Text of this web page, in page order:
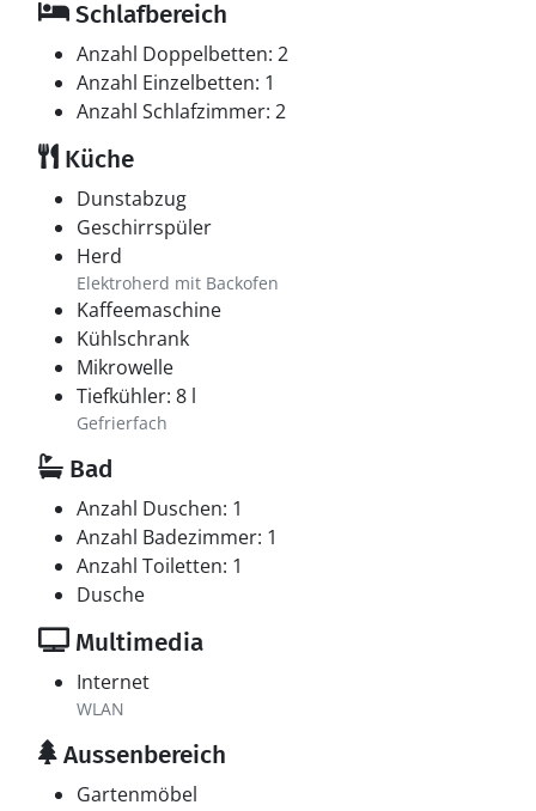
Schlafbereich
Anzahl Doppelbetten: 2
Anzahl Einzelbetten: 1
Anzahl Schlafzimmer: 2
Küche
Dunstabzug
Geschirrspüler
Herd
Elektroherd mit Backofen
Kaffeemaschine
Kühlschrank
Mikrowelle
Tiefkühler: 8 l
Gefrierfach
Bad
Anzahl Duschen: 1
Anzahl Badezimmer: 1
Anzahl Toiletten: 1
Dusche
Multimedia
Internet
WLAN
Aussenbereich
Gartenmöbel